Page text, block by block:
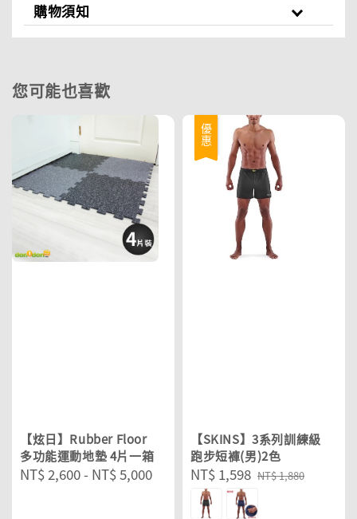
購物須知
您可能也喜歡
【炫日】Rubber Floor
多功能運動地墊 4片一箱
Regular
NT$ 2,600- NT$ 5,000
優惠
【SKINS】3系列訓練級
跑步短褲(男)2色
Sale
price
NT$ 1,598 Regular
NT$ 1,880